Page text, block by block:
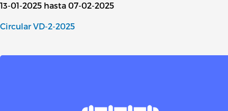
13-01-2025 hasta 07-02-2025
Circular VD-2-2025